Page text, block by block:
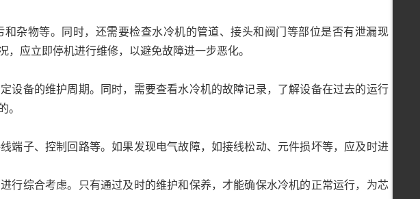
杂物等。同时，还需要检查水冷机的管道、接头和阀门等部位是否有泄漏现
应立即停机进行维修，以避免故障进一步恶化。
设备的维护周期。同时，需要查看水冷机的故障记录，了解设备在过去的运行
。
端子、控制回路等。如果发现电气故障，如接线松动、元件损坏等，应及时进
行综合考虑。只有通过及时的维护和保养，才能确保水冷机的正常运行，为芯